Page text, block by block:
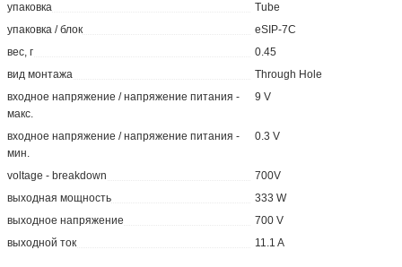
упаковка
Tube
упаковка / блок
eSIP-7C
вес, г
0.45
вид монтажа
Through Hole
входное напряжение / напряжение питания -
макс.
9 V
входное напряжение / напряжение питания -
мин.
0.3 V
voltage - breakdown
700V
выходная мощность
333 W
выходное напряжение
700 V
выходной ток
11.1 A